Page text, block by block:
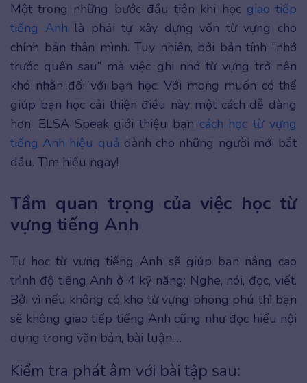
Một trong những bước đầu tiên khi học giao tiếp
tiếng Anh là phải tự xây dựng vốn từ vựng cho
chính bản thân mình. Tuy nhiên, bởi bản tính “nhớ
trước quên sau” mà việc ghi nhớ từ vựng trở nên
khó nhằn đối với bạn học. Với mong muốn có thể
giúp bạn học cải thiện điều này một cách dễ dàng
hơn, ELSA Speak giới thiệu bạn cách học từ vựng
tiếng Anh hiệu quả dành cho những người mới bắt
đầu. Tìm hiểu ngay!
Tầm quan trọng của việc học từ
vựng tiếng Anh
Tự học từ vựng tiếng Anh sẽ giúp bạn nâng cao
trình độ tiếng Anh ở 4 kỹ năng: Nghe, nói, đọc, viết.
Bởi vì nếu không có kho từ vựng phong phú thì bạn
sẽ không giao tiếp tiếng Anh cũng như đọc hiểu nội
dung trong văn bản, bài luận,…
Kiểm tra phát âm với bài tập sau: